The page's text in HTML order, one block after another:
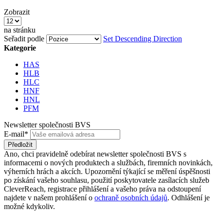
Zobrazit
na stránku
Seřadit podle
Set Descending Direction
Kategorie
HAS
HLB
HLC
HNF
HNL
PFM
Newsletter společnosti BVS
E-mail*
Předložit
Ano, chci pravidelně odebírat newsletter společnosti BVS s
informacemi o nových produktech a službách, firemních novinkách,
výherních hrách a akcích. Upozornění týkající se měření úspěšnosti
po získání vašeho souhlasu, použití poskytovatele zasílacích služeb
CleverReach, registrace přihlášení a vašeho práva na odstoupení
najdete v našem prohlášení o ochraně osobních údajů. Odhlášení je
možné kdykoliv.